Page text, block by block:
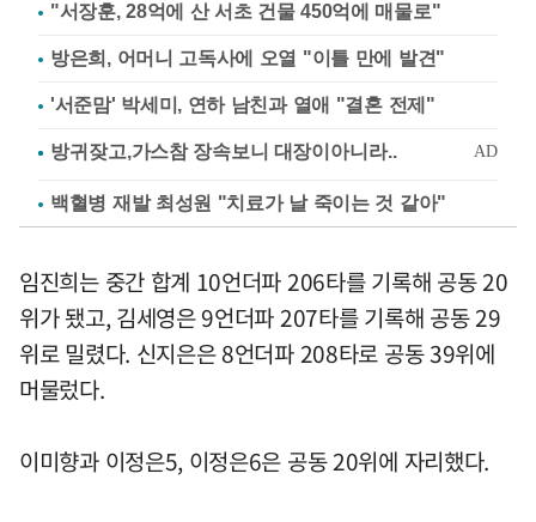
"서장훈, 28억에 산 서초 건물 450억에 매물로"
방은희, 어머니 고독사에 오열 "이틀 만에 발견"
'서준맘' 박세미, 연하 남친과 열애 "결혼 전제"
백혈병 재발 최성원 "치료가 날 죽이는 것 같아"
임진희는 중간 합계 10언더파 206타를 기록해 공동 20
위가 됐고, 김세영은 9언더파 207타를 기록해 공동 29
위로 밀렸다. 신지은은 8언더파 208타로 공동 39위에
머물렀다.
이미향과 이정은5, 이정은6은 공동 20위에 자리했다.